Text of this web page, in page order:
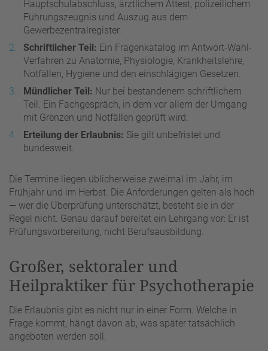
Hauptschulabschluss, ärztlichem Attest, polizeilichem
Führungszeugnis und Auszug aus dem
Gewerbezentralregister.
Schriftlicher Teil: Ein Fragenkatalog im Antwort-Wahl-
Verfahren zu Anatomie, Physiologie, Krankheitslehre,
Notfällen, Hygiene und den einschlägigen Gesetzen.
Mündlicher Teil: Nur bei bestandenem schriftlichem
Teil. Ein Fachgespräch, in dem vor allem der Umgang
mit Grenzen und Notfällen geprüft wird.
Erteilung der Erlaubnis: Sie gilt unbefristet und
bundesweit.
Die Termine liegen üblicherweise zweimal im Jahr, im
Frühjahr und im Herbst. Die Anforderungen gelten als hoch
— wer die Überprüfung unterschätzt, besteht sie in der
Regel nicht. Genau darauf bereitet ein Lehrgang vor: Er ist
Prüfungsvorbereitung, nicht Berufsausbildung.
Großer, sektoraler und
Heilpraktiker für Psychotherapie
Die Erlaubnis gibt es nicht nur in einer Form. Welche in
Frage kommt, hängt davon ab, was später tatsächlich
angeboten werden soll.